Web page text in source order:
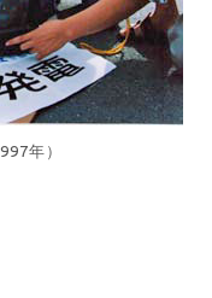
年）